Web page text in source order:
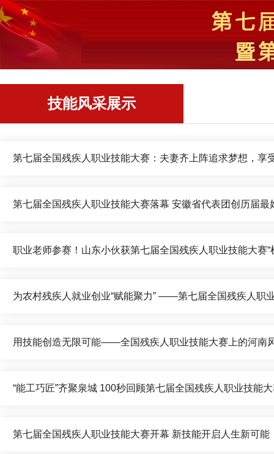
技能风采展示
第七届全国残疾人职业技能大赛：夫妻齐上阵追求梦想，享
第七届全国残疾人职业技能大赛落幕 安徽省代表团创历届最
职业老师参赛！山东小伙获第七届全国残疾人职业技能大赛“
为农村残疾人就业创业“赋能聚力” ——第七届全国残疾人职
用技能创造无限可能——全国残疾人职业技能大赛上的河南
“能工巧匠”齐聚泉城 100秒回顾第七届全国残疾人职业技能
第七届全国残疾人职业技能大赛开幕 新技能开启人生新可能